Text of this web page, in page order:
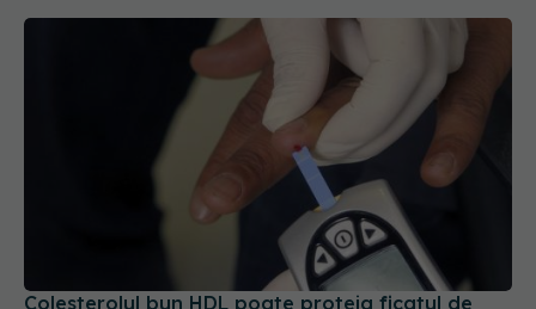
Colesterolul bun HDL poate proteja ficatul de
inflamație și boli cronice. STUDIU